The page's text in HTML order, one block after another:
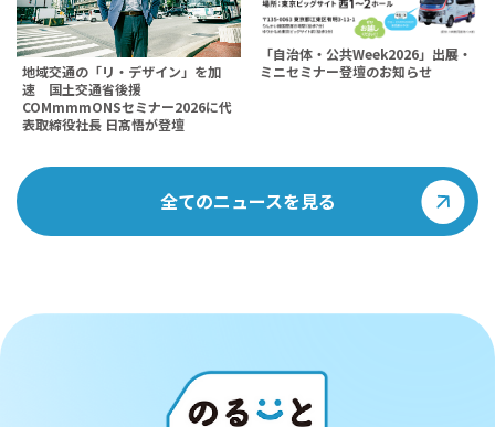
地域交通の「リ・デザイン」を加
速 国土交通省後援
COMmmmONSセミナー2026に代
表取締役社長 日髙悟が登壇
「自治体・公共Week2026」出展・
ミニセミナー登壇のお知らせ
全てのニュースを見る